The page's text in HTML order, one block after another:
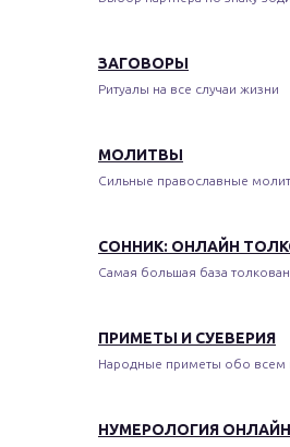
ЗАГОВОРЫ
Ритуалы на все случаи жизни
МОЛИТВЫ
Сильные православные
СОННИК: ОНЛАЙН
Самая большая база
ПРИМЕТЫ И СУЕВЕРИЯ
Народные приметы обо всем
НУМЕРОЛОГИЯ ОНЛАЙН